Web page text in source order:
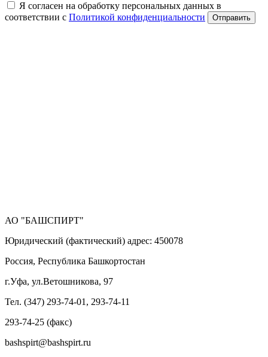
Я согласен на обработку персональных данных в
соответствии с Политикой конфиденциальности Отправить
АО "БАШСПИРТ"
Юридический (фактический) адрес: 450078
Россия, Республика Башкортостан
г.Уфа, ул.Ветошникова, 97
Тел. (347) 293-74-01, 293-74-11
293-74-25 (факс)
bashspirt@bashspirt.ru